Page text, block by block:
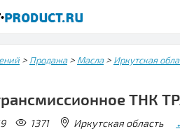
> Продажа> Масла> Иркутская
ТНК
1371 Иркутская область